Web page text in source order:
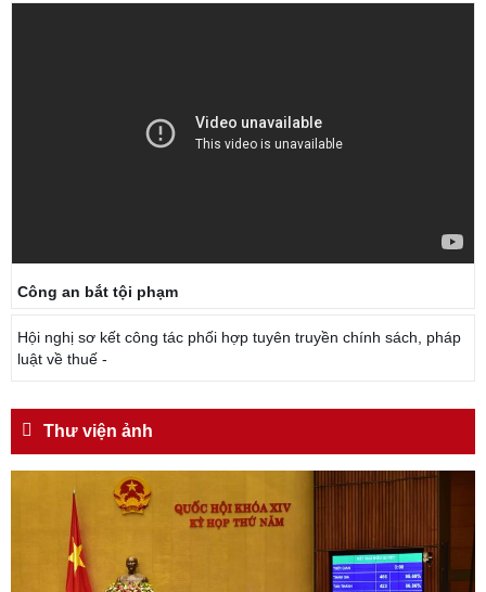
Công an bắt tội phạm
Hội nghị sơ kết công tác phối hợp tuyên truyền chính sách, pháp
luật về thuế -
Thư viện ảnh